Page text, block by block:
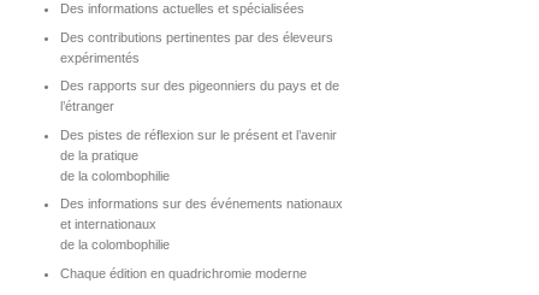
Des informations actuelles et spécialisées
Des contributions pertinentes par des éleveurs
expérimentés
Des rapports sur des pigeonniers du pays et de
l’étranger
Des pistes de réflexion sur le présent et l’avenir
de la pratique
de la colombophilie
Des informations sur des événements nationaux
et internationaux
de la colombophilie
Chaque édition en quadrichromie moderne